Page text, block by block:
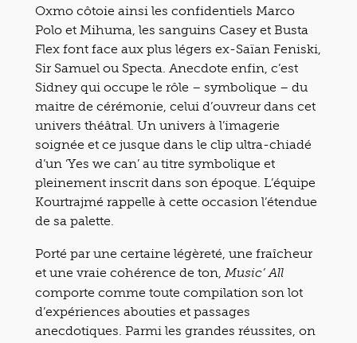
Oxmo côtoie ainsi les confidentiels Marco
Polo et Mihuma, les sanguins Casey et Busta
Flex font face aux plus légers ex-Saïan Feniski,
Sir Samuel ou Specta. Anecdote enfin, c’est
Sidney qui occupe le rôle – symbolique – du
maitre de cérémonie, celui d’ouvreur dans cet
univers théâtral. Un univers à l’imagerie
soignée et ce jusque dans le clip ultra-chiadé
d’un ‘Yes we can’ au titre symbolique et
pleinement inscrit dans son époque. L’équipe
Kourtrajmé rappelle à cette occasion l’étendue
de sa palette.
Porté par une certaine légèreté, une fraîcheur
et une vraie cohérence de ton, Music’ All
comporte comme toute compilation son lot
d’expériences abouties et passages
anecdotiques. Parmi les grandes réussites, on